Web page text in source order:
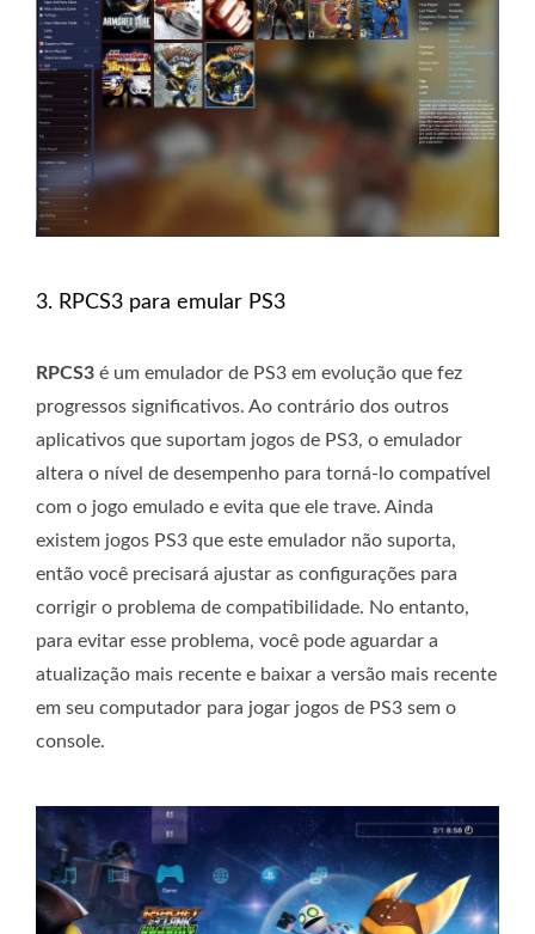
3. RPCS3 para emular PS3
RPCS3 é um emulador de PS3 em evolução que fez
progressos significativos. Ao contrário dos outros
aplicativos que suportam jogos de PS3, o emulador
altera o nível de desempenho para torná-lo compatível
com o jogo emulado e evita que ele trave. Ainda
existem jogos PS3 que este emulador não suporta,
então você precisará ajustar as configurações para
corrigir o problema de compatibilidade. No entanto,
para evitar esse problema, você pode aguardar a
atualização mais recente e baixar a versão mais recente
em seu computador para jogar jogos de PS3 sem o
console.